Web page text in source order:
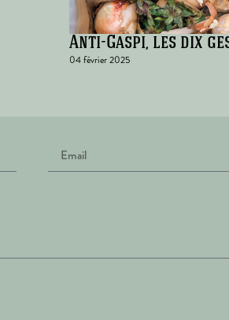
Anti-Gaspi, les dix
04 février 2025